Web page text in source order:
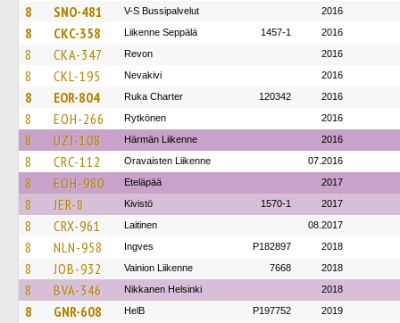
8 SNO-481 V-S Bussipalvelut 2016
8 CKC-358 Liikenne Seppälä 1457-1 2016
8 CKA-347 Revon 2016
8 CKL-195 Nevakivi 2016
8 EOR-804 Ruka Charter 120342 2016
8 EOH-266 Rytkönen 2016
8 UZJ-108 Härmän Liikenne 2016
8 CRC-112 Oravaisten Liikenne 07.2016
8 EOH-980 Eteläpää 2017
8 JER-8 Kivistö 1570-1 2017
8 CRX-961 Laitinen 08.2017
8 NLN-958 Ingves P182897 2018
8 JOB-932 Vainion Liikenne 7668 2018
8 BVA-346 Nikkanen Helsinki 2018
8 GNR-608 HelB P197752 2019